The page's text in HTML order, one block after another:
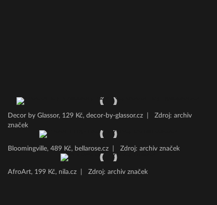
Decor by Glassor, 129 Kč, decor-by-glassor.cz
Zdroj: archiv
značek
Bloomingville, 489 Kč, bellarose.cz Zdroj: archiv značek
AfroArt, 199 Kč, nila.cz Zdroj: archiv značek